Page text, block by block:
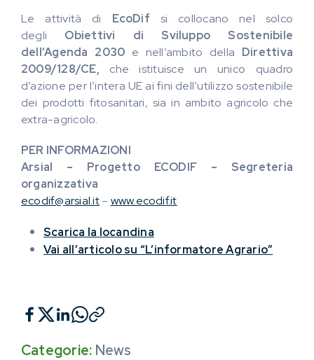
Le attività di EcoDif si collocano nel solco
degli Obiettivi di Sviluppo Sostenibile
dell’Agenda 2030 e nell’ambito della Direttiva
2009/128/CE, che istituisce un unico quadro
d’azione per l’intera UE ai fini dell’utilizzo sostenibile
dei prodotti fitosanitari, sia in ambito agricolo che
extra-agricolo.
PER INFORMAZIONI
Arsial – Progetto ECODIF – Segreteria
organizzativa
ecodif@arsial.it– www.ecodif.it
Scarica la locandina
Vai all’articolo su “L’informatore Agrario”
Categorie: News